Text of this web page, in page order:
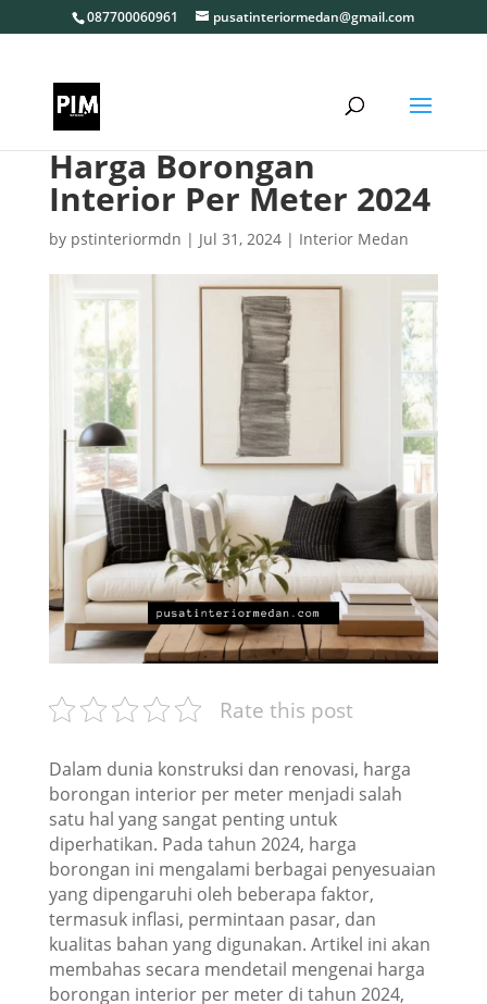
087700060961 pusatinteriormedan@gmail.com
Harga Borongan
Interior Per Meter 2024
by pstinteriormdn | Jul 31, 2024| Interior Medan
Rate this post
Dalam dunia konstruksi dan renovasi, harga
borongan interior per meter menjadi salah
satu hal yang sangat penting untuk
diperhatikan. Pada tahun 2024, harga
borongan ini mengalami berbagai penyesuaian
yang dipengaruhi oleh beberapa faktor,
termasuk inflasi, permintaan pasar, dan
kualitas bahan yang digunakan. Artikel ini akan
membahas secara mendetail mengenai harga
borongan interior per meter di tahun 2024,